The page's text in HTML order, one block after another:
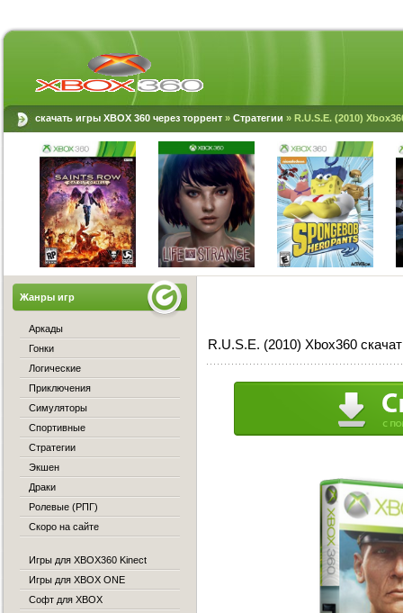
скачать игры XBOX 360 через торрент » Стратегии » R.U.S.E. (2010)
R.U.S.E. (2010) Xbox360
Жанры игр
Аркады
Гонки
Логические
Приключения
Симуляторы
Спортивные
Стратегии
Экшен
Драки
Ролевые (РПГ)
Скоро на сайте
Игры для XBOX360 Kinect
Игры для XBOX ONE
Софт для XBOX